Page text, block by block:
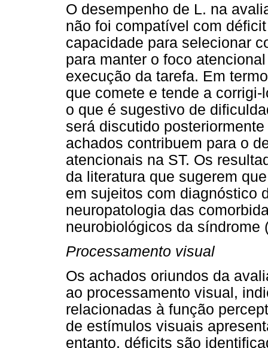
O desempenho de L. na
não foi compatível com
capacidade para selecionar
para manter o foco
execução da tarefa. Em
que comete e tende a
o que é sugestivo de
será discutido
achados contribuem para o
atencionais na ST. Os
da literatura que sugerem
em sujeitos com diagnóstico
neuropatologia das
neurobiológicos da
Processamento visual
Os achados oriundos da
ao processamento visual,
relacionadas à função
de estímulos visuais
entanto, déficits são